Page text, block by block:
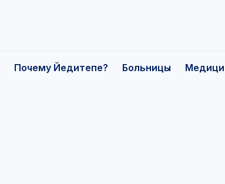
Почему Йедитепе? Больницы